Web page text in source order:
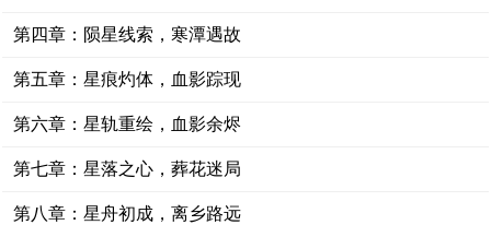
第四章：陨星线索，寒潭遇故
第五章：星痕灼体，血影踪现
第六章：星轨重绘，血影余烬
第七章：星落之心，葬花迷局
第八章：星舟初成，离乡路远